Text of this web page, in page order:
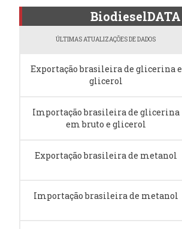
BiodieselDATA
ÚLTIMAS ATUALIZAÇÕES DE DADOS
Exportação brasileira de glicerina e
glicerol
Importação brasileira de glicerina
em bruto e glicerol
Exportação brasileira de metanol
Importação brasileira de metanol